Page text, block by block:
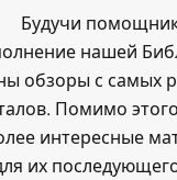
Будучи
нашей
обзоры с самых
Помимо
интересные
их